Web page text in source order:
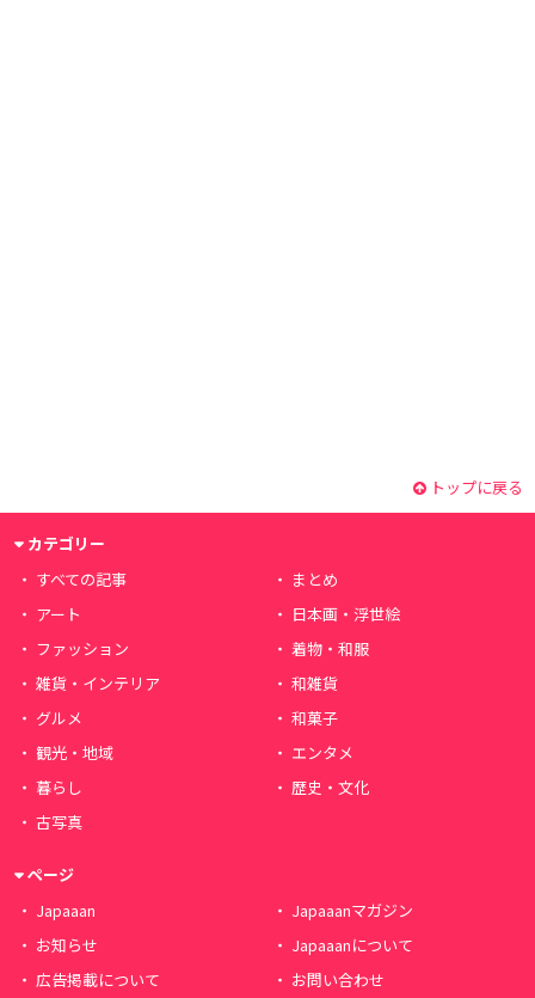
トップに戻る
カテゴリー
すべての記事
まとめ
アート
日本画・浮世絵
ファッション
着物・和服
雑貨・インテリア
和雑貨
グルメ
和菓子
観光・地域
エンタメ
暮らし
歴史・文化
古写真
ページ
Japaaan
Japaaanマガジン
お知らせ
Japaaanについて
広告掲載について
お問い合わせ